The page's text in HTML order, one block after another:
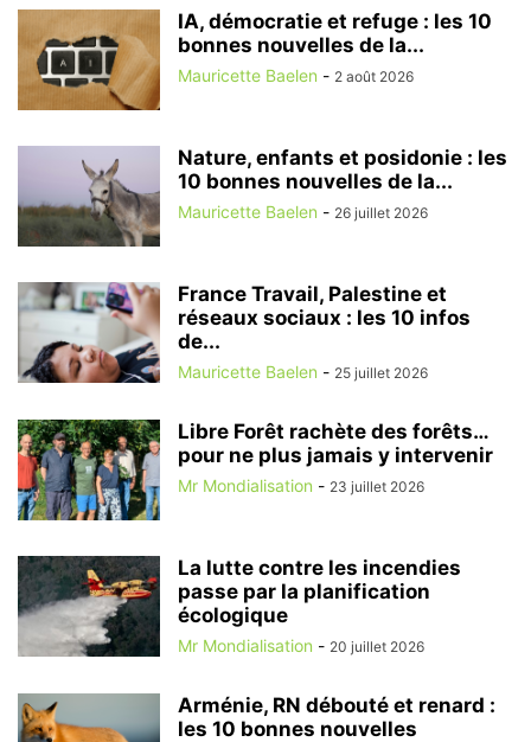
IA, démocratie et refuge : les 10
bonnes nouvelles de la...
Mauricette Baelen - 2 août 2026
Nature, enfants et posidonie : les
10 bonnes nouvelles de la...
Mauricette Baelen - 26 juillet 2026
France Travail, Palestine et
réseaux sociaux : les 10 infos
de...
Mauricette Baelen - 25 juillet 2026
Libre Forêt rachète des forêts…
pour ne plus jamais y intervenir
Mr Mondialisation - 23 juillet 2026
La lutte contre les incendies
passe par la planification
écologique
Mr Mondialisation - 20 juillet 2026
Arménie, RN débouté et renard :
les 10 bonnes nouvelles